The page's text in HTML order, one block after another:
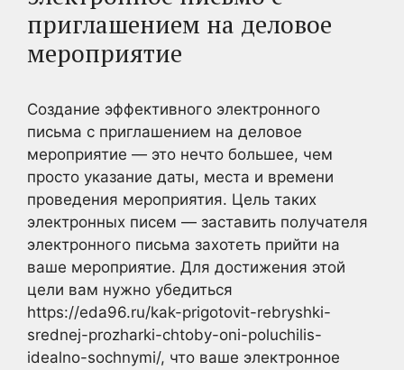
приглашением на деловое
мероприятие
Создание эффективного электронного
письма с приглашением на деловое
мероприятие — это нечто большее, чем
просто указание даты, места и времени
проведения мероприятия. Цель таких
электронных писем — заставить получателя
электронного письма захотеть прийти на
ваше мероприятие. Для достижения этой
цели вам нужно убедиться
https://eda96.ru/kak-prigotovit-rebryshki-
srednej-prozharki-chtoby-oni-poluchilis-
idealno-sochnymi/, что ваше электронное